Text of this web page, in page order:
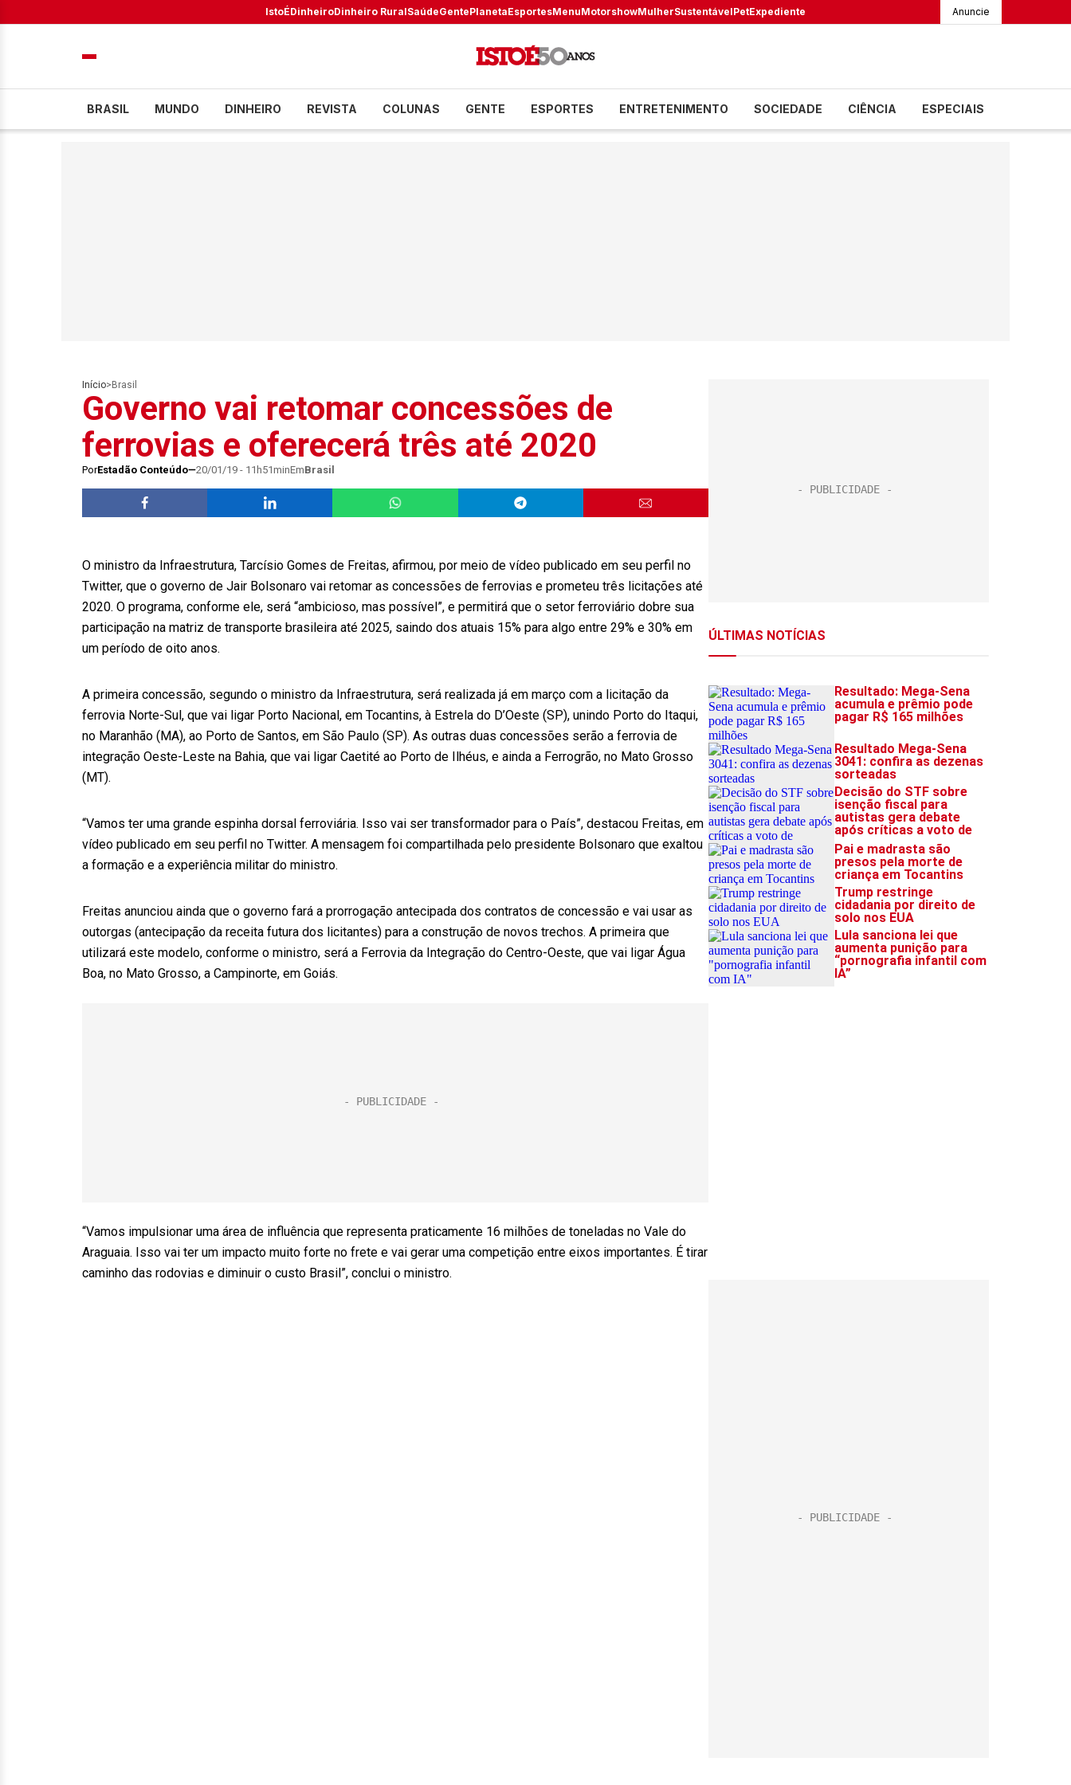
IstoÉDinheiroDinheiro RuralSaúdeGentePlanetaEsportesMenuMotorshowMulherSustentávelPetExpediente Anuncie
BRASIL MUNDO DINHEIRO REVISTA COLUNAS GENTE ESPORTES ENTRETENIMENTO SOCIEDADE CIÊNCIA ESPECIAIS
Início> Brasil
Governo vai retomar concessões de
ferrovias e oferecerá três até 2020
PorEstadão Conteúdo 20/01/19 - 11h51minEmBrasil
O ministro da Infraestrutura, Tarcísio Gomes de Freitas, afirmou, por meio de vídeo publicado em seu perfil no
Twitter, que o governo de Jair Bolsonaro vai retomar as concessões de ferrovias e prometeu três licitações até
2020. O programa, conforme ele, será “ambicioso, mas possível”, e permitirá que o setor ferroviário dobre sua
participação na matriz de transporte brasileira até 2025, saindo dos atuais 15% para algo entre 29% e 30% em
um período de oito anos.
A primeira concessão, segundo o ministro da Infraestrutura, será realizada já em março com a licitação da
ferrovia Norte-Sul, que vai ligar Porto Nacional, em Tocantins, à Estrela do D’Oeste (SP), unindo Porto do Itaqui,
no Maranhão (MA), ao Porto de Santos, em São Paulo (SP). As outras duas concessões serão a ferrovia de
integração Oeste-Leste na Bahia, que vai ligar Caetité ao Porto de Ilhéus, e ainda a Ferrogrão, no Mato Grosso
(MT).
“Vamos ter uma grande espinha dorsal ferroviária. Isso vai ser transformador para o País”, destacou Freitas, em
vídeo publicado em seu perfil no Twitter. A mensagem foi compartilhada pelo presidente Bolsonaro que exaltou
a formação e a experiência militar do ministro.
Freitas anunciou ainda que o governo fará a prorrogação antecipada dos contratos de concessão e vai usar as
outorgas (antecipação da receita futura dos licitantes) para a construção de novos trechos. A primeira que
utilizará este modelo, conforme o ministro, será a Ferrovia da Integração do Centro-Oeste, que vai ligar Água
Boa, no Mato Grosso, a Campinorte, em Goiás.
“Vamos impulsionar uma área de influência que representa praticamente 16 milhões de toneladas no Vale do
Araguaia. Isso vai ter um impacto muito forte no frete e vai gerar uma competição entre eixos importantes. É tirar
caminho das rodovias e diminuir o custo Brasil”, conclui o ministro.